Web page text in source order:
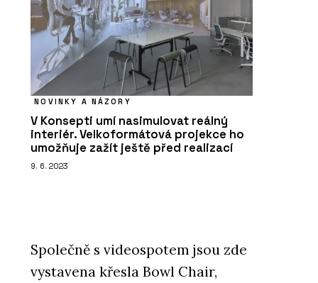
NOVINKY A NÁZORY
V Konsepti umí nasimulovat reálný
interiér. Velkoformátová projekce ho
umožňuje zažít ještě před realizací
9. 6. 2023
Společně s videospotem jsou zde
vystavena křesla Bowl Chair,